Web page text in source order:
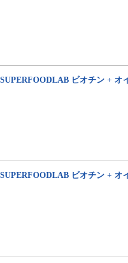
ビオチン + オ
ビオチン + オ